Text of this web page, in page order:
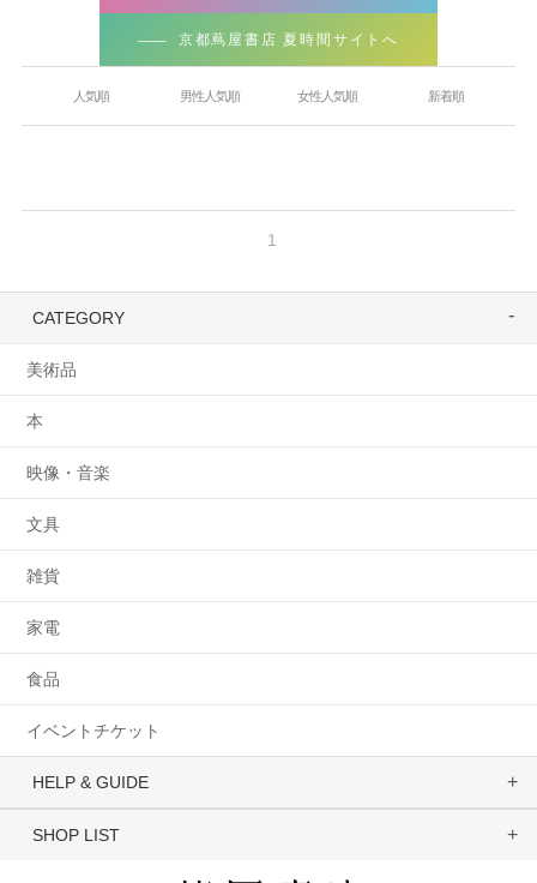
京都蔦屋書店 夏時間サイトへ
人気順 男性人気順 女性人気順 新着順
1
CATEGORY
美術品
本
映像・音楽
文具
雑貨
家電
食品
イベントチケット
HELP & GUIDE
SHOP LIST